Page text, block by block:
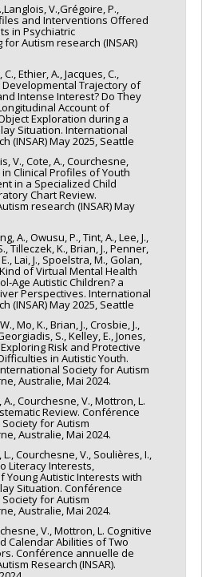
V.,Grégoire, P.,
and Interventions Offered
in Psychiatric
Autism research (INSAR)
Ethier, A., Jacques, C.,
Trajectory of
Intense Interest? Do They
Account of
Exploration during a
Situation. International
(INSAR) May 2025, Seattle
V., Cote, A., Courchesne,
Clinical Profiles of Youth
in a Specialized Child
Chart Review.
research (INSAR) May
A., Owusu, P., Tint, A., Lee, J.,
Tilleczek, K., Brian, J., Penner,
Lai, J., Spoelstra, M., Golan,
Kind of Virtual Mental Health
Age Autistic Children? a
Perspectives. International
(INSAR) May 2025, Seattle
Mo, K., Brian, J., Crosbie, J.,
S., Kelley, E., Jones,
Exploring Risk and Protective
in Autistic Youth.
Society for Autism
Australie, Mai 2024.
A., Courchesne, V., Mottron, L.
Review. Conférence
for Autism
Australie, Mai 2024.
L., Courchesne, V., Soulières, I.,
Literacy Interests,
Young Autistic Interests with
Situation. Conférence
for Autism
Australie, Mai 2024.
V., Mottron, L. Cognitive
Calendar Abilities of Two
Conférence annuelle de
Research (INSAR).